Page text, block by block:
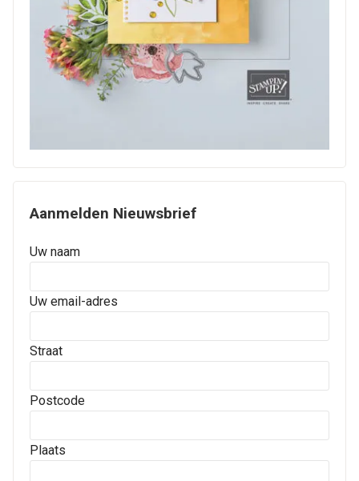
Aanmelden Nieuwsbrief
Uw naam
Uw email-adres
Straat
Postcode
Plaats